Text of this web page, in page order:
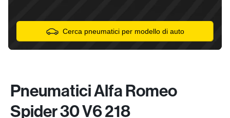
Cerca pneumatici per modello di auto
Pneumatici Alfa Romeo
Spider 30 V6 218